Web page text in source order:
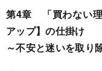
第4章 「買わない
アップ】の仕掛け
～不安と迷いを取り